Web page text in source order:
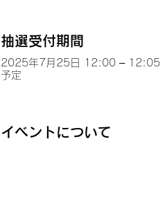
抽選受付期間
2025年7月25日 12:00 – 12:05
予定
イベントについて